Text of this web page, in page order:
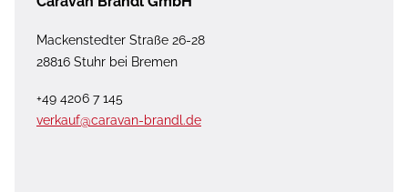
Mackenstedter Straße 26-28
28816 Stuhr bei Bremen
+49 4206 7 145
verkauf@caravan-brandl.de